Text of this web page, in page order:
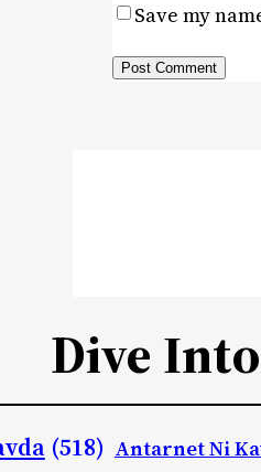
Save my
Dive
(518) Antarnet Ni